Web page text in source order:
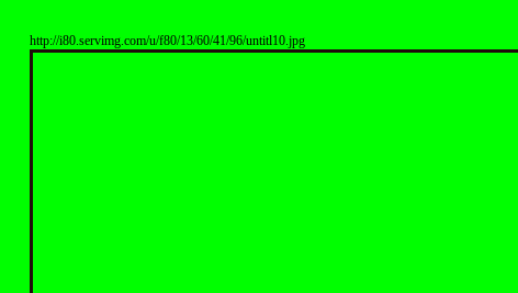
http://i80.servimg.com/u/f80/13/60/41/96/untitl10.jpg